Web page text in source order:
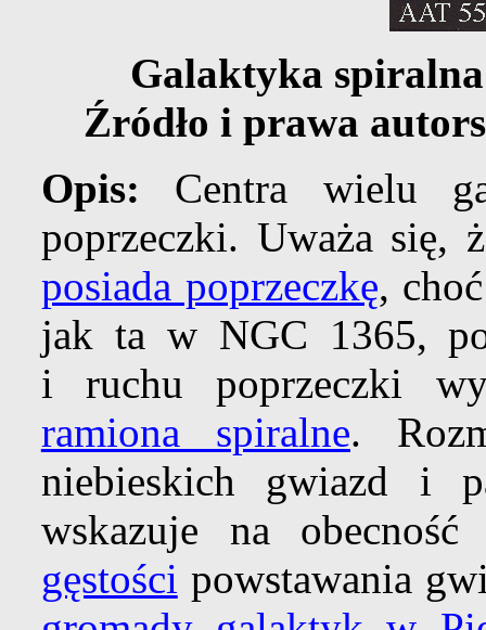
Galaktyka
Źródło i prawa
Opis: Centra wielu
poprzeczki. Uważa się,
posiada poprzeczkę,
jak ta w NGC 1365,
i ruchu poprzeczki
ramiona spiralne.
niebieskich gwiazd i
wskazuje na
gęstości powstawania